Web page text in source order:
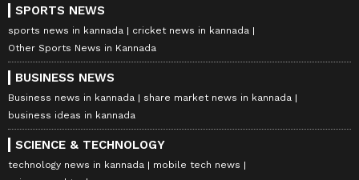
SPORTS NEWS
sports news in kannada
cricket news in kannada
Other Sports News in Kannada
BUSINESS NEWS
Business news in kannada
share market news in kannada
business ideas in kannada
SCIENCE & TECHNOLOGY
technology news in kannada
mobile tech news